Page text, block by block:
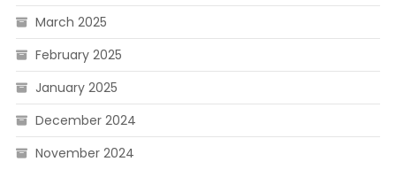
March 2025
February 2025
January 2025
December 2024
November 2024